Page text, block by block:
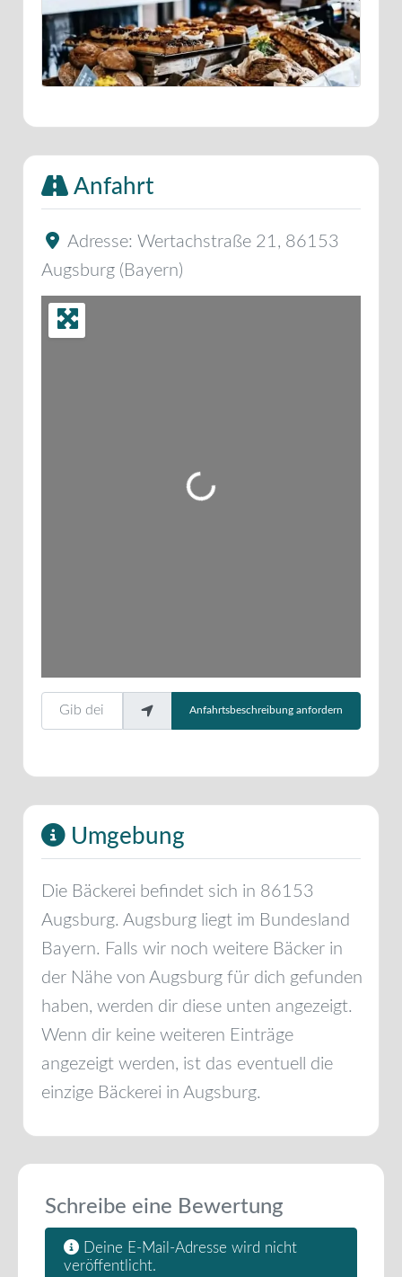
Anfahrt
Adresse: Wertachstraße 21 , 86153
Augsburg ( Bayern)
Wird geladen …
Gib deinen Standort ein.
Anfahrtsbeschreibung anfordern
Umgebung
Die Bäckerei befindet sich in 86153
Augsburg. Augsburg liegt im Bundesland
Bayern. Falls wir noch weitere Bäcker in
der Nähe von Augsburg für dich gefunden
haben, werden dir diese unten angezeigt.
Wenn dir keine weiteren Einträge
angezeigt werden, ist das eventuell die
einzige Bäckerei in Augsburg.
Schreibe eine Bewertung
Deine E-Mail-Adresse wird nicht
veröffentlicht.